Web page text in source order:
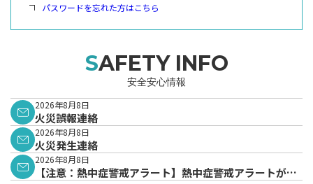
パスワードを忘れた方はこちら
SAFETY INFO
安全安心情報
2026年8月8日
火災誤報連絡
2026年8月8日
火災発生連絡
2026年8月8日
【注意：熱中症警戒アラート】熱中症警戒アラートが発